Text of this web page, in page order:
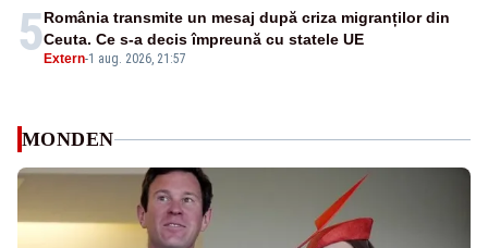
5 Extern-1 aug. 2026, 21:57
România transmite un mesaj după criza migranților din
Ceuta. Ce s-a decis împreună cu statele UE
MONDEN